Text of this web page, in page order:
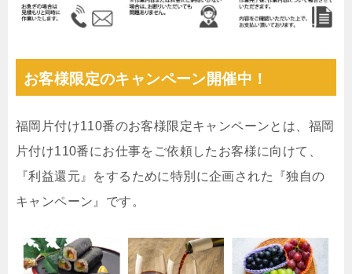
お客様限定のキャンペーン開催中！
福岡片付け110番のお客様限定キャンペーンとは、福岡
片付け110番にお仕事をご依頼したお客様に向けて、
『利益還元』をするために特別に企画された『独自の
キャンペーン』です。